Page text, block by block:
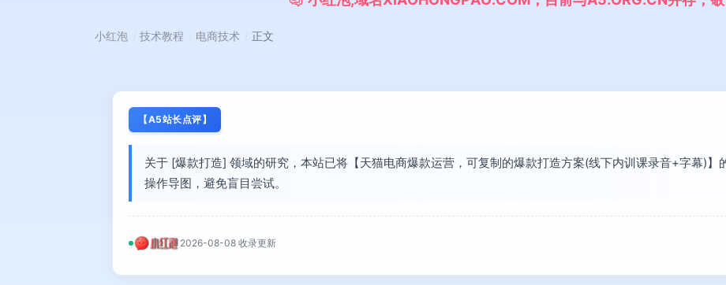
小红泡 技术教程 电商技术 正文
【A5站长点评】
关于 [爆款打造] 领域的研究，本站已将【天猫电商爆款运营，可复制的爆款打造方案(线下内训课录音+字幕)】
操作导图，避免盲目尝试。
2026-08-08 收录更新